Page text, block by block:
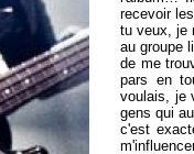
recevoir
tu veux, je
au groupe
de me
pars en
voulais, je
gens qui
c'est